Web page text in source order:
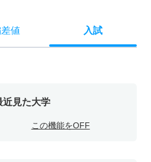
値 入試
近見た大学
この機能をOFF